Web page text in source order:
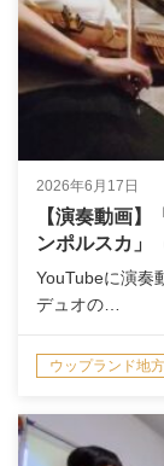
2026年6月17日
【演奏動画
ンポルスカ
ュオ
YouTubeに演奏
デュオの…
ウップランド地方